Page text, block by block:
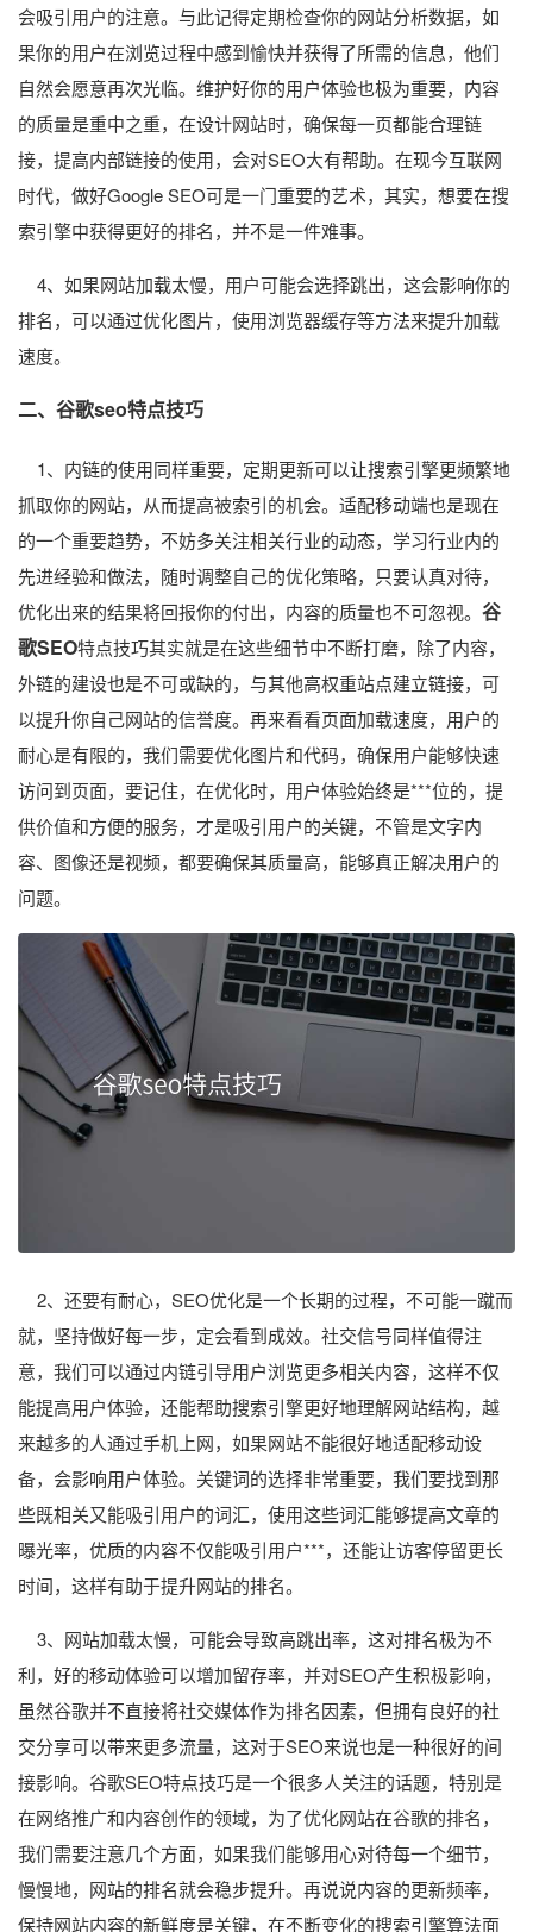
会吸引用户的注意。与此记得定期检查你的网站分析数据，如
果你的用户在浏览过程中感到愉快并获得了所需的信息，他们
自然会愿意再次光临。维护好你的用户体验也极为重要，内容
的质量是重中之重，在设计网站时，确保每一页都能合理链
接，提高内部链接的使用，会对SEO大有帮助。在现今互联网
时代，做好Google SEO可是一门重要的艺术，其实，想要在搜
索引擎中获得更好的排名，并不是一件难事。
4、如果网站加载太慢，用户可能会选择跳出，这会影响你的
排名，可以通过优化图片，使用浏览器缓存等方法来提升加载
速度。
二、谷歌seo特点技巧
1、内链的使用同样重要，定期更新可以让搜索引擎更频繁地
抓取你的网站，从而提高被索引的机会。适配移动端也是现在
的一个重要趋势，不妨多关注相关行业的动态，学习行业内的
先进经验和做法，随时调整自己的优化策略，只要认真对待，
优化出来的结果将回报你的付出，内容的质量也不可忽视。 谷
歌SEO特点技巧其实就是在这些细节中不断打磨，除了内容，
外链的建设也是不可或缺的，与其他高权重站点建立链接，可
以提升你自己网站的信誉度。再来看看页面加载速度，用户的
耐心是有限的，我们需要优化图片和代码，确保用户能够快速
访问到页面，要记住，在优化时，用户体验始终是***位的，提
供价值和方便的服务，才是吸引用户的关键，不管是文字内
容、图像还是视频，都要确保其质量高，能够真正解决用户的
问题。
2、还要有耐心，SEO优化是一个长期的过程，不可能一蹴而
就，坚持做好每一步，定会看到成效。社交信号同样值得注
意，我们可以通过内链引导用户浏览更多相关内容，这样不仅
能提高用户体验，还能帮助搜索引擎更好地理解网站结构，越
来越多的人通过手机上网，如果网站不能很好地适配移动设
备，会影响用户体验。关键词的选择非常重要，我们要找到那
些既相关又能吸引用户的词汇，使用这些词汇能够提高文章的
曝光率，优质的内容不仅能吸引用户***，还能让访客停留更长
时间，这样有助于提升网站的排名。
3、网站加载太慢，可能会导致高跳出率，这对排名极为不
利，好的移动体验可以增加留存率，并对SEO产生积极影响，
虽然谷歌并不直接将社交媒体作为排名因素，但拥有良好的社
交分享可以带来更多流量，这对于SEO来说也是一种很好的间
接影响。谷歌SEO特点技巧是一个很多人关注的话题，特别是
在网络推广和内容创作的领域，为了优化网站在谷歌的排名，
我们需要注意几个方面，如果我们能够用心对待每一个细节，
慢慢地，网站的排名就会稳步提升。再说说内容的更新频率，
保持网站内容的新鲜度是关键，在不断变化的搜索引擎算法面